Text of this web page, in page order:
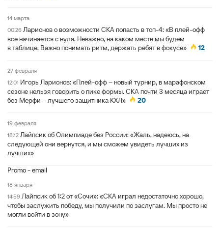
14 марта
00:26 Ларионов о возможности СКА попасть в топ-4: «В плей-офф
все начинается с нуля. Неважно, на каком месте мы будем
в таблице. Важно понимать ритм, держать ребят в фокусе»
12
27 февраля
12:01 Игорь Ларионов: «Плей-офф – новый турнир, в марафонском
сезоне нельзя говорить о пике формы. СКА почти 3 месяца играет
без Мерфи – лучшего защитника КХЛ»
20
19 февраля
18:12 Лайпсик об Олимпиаде без России: «Жаль, надеюсь, на
следующей они вернутся, и мы сможем увидеть лучших из
лучших»
Promo - email
18 января
14:59 Лайпсик об 1:2 от «Сочи»: «СКА играл недостаточно хорошо,
чтобы заслужить победу, мы получили по заслугам. Мы просто не
могли войти в зону»